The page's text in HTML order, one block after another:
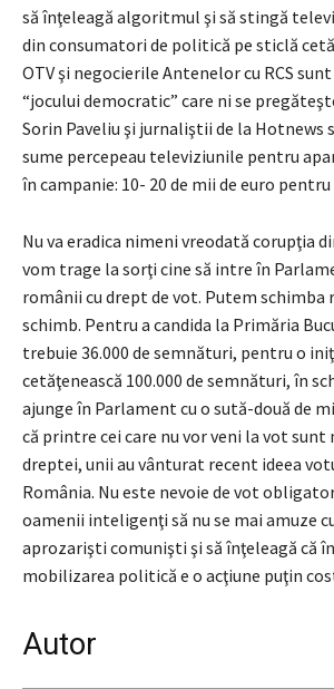
să înţeleagă algoritmul şi să stingă
din consumatori de politică pe sticlă
OTV şi negocierile Antenelor cu RCS
“jocului democratic” care ni se
Sorin Paveliu şi jurnaliştii de la Hotnews
sume percepeau televiziunile pentru
în campanie: 10- 20 de mii de euro
Nu va eradica nimeni vreodată corupţia
vom trage la sorţi cine să intre în
românii cu drept de vot. Putem schimba
schimb. Pentru a candida la Primăria
trebuie 36.000 de semnături, pentru o
cetăţenească 100.000 de semnături, în
ajunge în Parlament cu o sută-două de
că printre cei care nu vor veni la vot
dreptei, unii au vânturat recent ideea
România. Nu este nevoie de vot
oamenii inteligenţi să nu se mai amuze
aprozarişti comunişti şi să înţeleagă că
mobilizarea politică e o acţiune puţin
Autor